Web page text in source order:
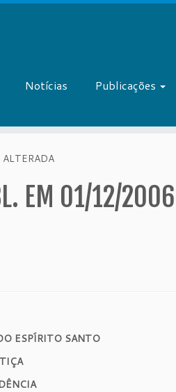
Notícias Publicações
EM 01/12/
ESPÍRITO SANTO